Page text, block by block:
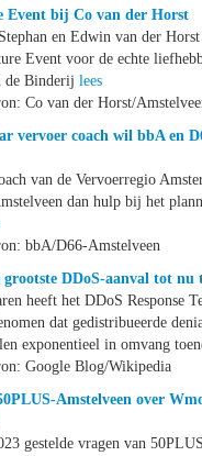
Event bij Co van der Horst
en Edwin van der
Event voor de echte
de Binderij lees
Co van der Horst/
vervoer coach wil bbA en
van de Vervoerregio
dan hulp bij het
bbA/D66-Amstelveen
grootste DDoS-aanval tot nu
heeft het DDoS Response
dat gedistribueerde
exponentieel in omvang
Google Blog/Wikipedia
Amstelveen over
gestelde vragen van